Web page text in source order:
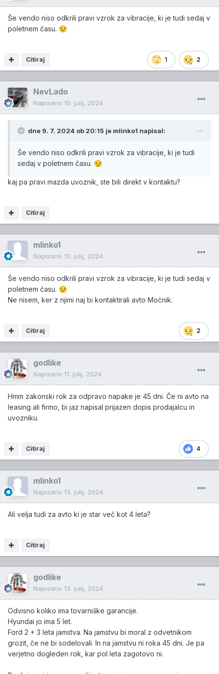
Še vendo niso odkrili pravi vzrok za vibracije, ki je tudi sedaj v
poletnem času. 😒
1 2
Citiraj
NevLado
Napisano 10. julij, 2024
dne 9. 7. 2024 ob 20:15 je mlinko1 napisal:
Še vendo niso odkrili pravi vzrok za vibracije, ki je tudi
sedaj v poletnem času. 😒
kaj pa pravi mazda uvoznik, ste bili direkt v kontaktu?
Citiraj
mlinko1
Napisano 10. julij, 2024
Še vendo niso odkrili pravi vzrok za vibracije, ki je tudi sedaj v
poletnem času. 😒
Ne nisem, ker z njimi naj bi kontaktirali avto Močnik.
2
Citiraj
godlike
Napisano 11. julij, 2024
Hmm zakonski rok za odpravo napake je 45 dni. Če ni avto na
leasing ali firmo, bi jaz napisal prijazen dopis prodajalcu in
uvozniku.
4
Citiraj
mlinko1
Napisano 13. julij, 2024
Ali velja tudi za avto ki je star več kot 4 leta?
Citiraj
godlike
Napisano 13. julij, 2024
Odvisno koliko ima tovarniške garancije.
Hyundai jo ima 5 let.
Ford 2 + 3 leta jamstva. Na jamstvu bi moral z odvetnikom
grozit, če ne bi sodelovali. In na jamstvu ni roka 45 dni. Je pa
verjetno dogleden rok, kar pol leta zagotovo ni.